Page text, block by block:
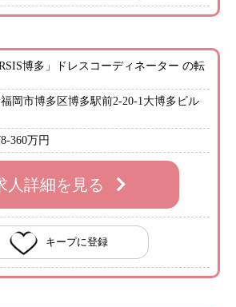
博多」ドレスコーディネーター の転
岡市博多区博多駅前2-20-1大博多ビル
360万円
人詳細を見る
キープに登録